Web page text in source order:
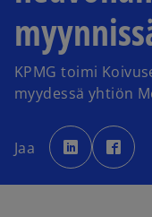
KPMG toimi
myydessä yhtiön
Jaa
o
p
e
n
i
p
e
i